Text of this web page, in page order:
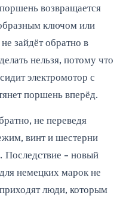
возвращается
ключом или
зайдёт обратно в
нельзя, потому что
электромотор с
поршень вперёд.
не переведя
винт и шестерни
Последствие - новый
немецких марок не
люди, которым